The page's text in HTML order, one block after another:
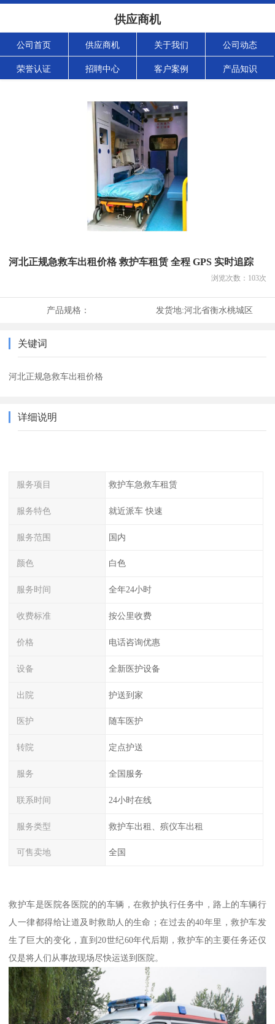
供应商机
公司首页 供应商机 关于我们 公司动态
荣誉认证 招聘中心 客户案例 产品知识
河北正规急救车出租价格 救护车租赁 全程 GPS 实时追踪
浏览次数： 103次
产品规格： 发货地:河北省衡水桃城区
关键词
河北正规急救车出租价格
详细说明
服务项目 救护车急救车租赁
服务特色 就近派车 快速
服务范围 国内
颜色 白色
服务时间 全年24小时
收费标准 按公里收费
价格 电话咨询优惠
设备 全新医护设备
出院 护送到家
医护 随车医护
转院 定点护送
服务 全国服务
联系时间 24小时在线
服务类型 救护车出租、殡仪车出租
可售卖地 全国
救护车是医院各医院的的车辆，在救护执行任务中，路上的车辆行
人一律都得给让道及时救助人的生命；在过去的40年里，救护车发
生了巨大的变化，直到20世纪60年代后期，救护车的主要任务还仅
仅是将人们从事故现场尽快运送到医院。